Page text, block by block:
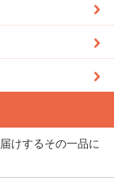
るその一品に